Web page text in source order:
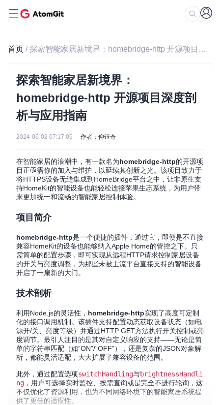
首页 / 探索智能家居新境界：homebridge-http 开源项目深度剖析与应用指南
探索智能家居新境界：
homebridge-http 开源项目深度剖
析与应用指南
2024-06-02 07:17:05 作者：仰钰奇
在智能家居的浪潮中，有一款名为homebridge-http的开源项
目正亟需你的加入与维护，以延续其创新之光。该项目致力于
将HTTPS设备无缝集成到HomeBridge平台之中，让非原生支
持HomeKit的智能设备也能轻松连接苹果生态系统，为用户带
来更加统一和流畅的智能家居控制体验。
项目简介
homebridge-http是一个便捷的插件，通过它，即便是不直接
兼容HomeKit的设备也能够纳入Apple Home的管控之下。只
需简单的配置步骤，即可实现从远程HTTP请求控制家居设备
的开关与亮度调整，为那些未被主流平台直接支持的智能设备
开启了一扇新的大门。
技术剖析
利用Node.js的灵活性， homebridge-http实现了高度可定制
化的接口调用机制。该插件支持配置动态获取设备状态（如电
源开/关、亮度等级）并通过HTTP GET方法执行开关控制或亮
度调节。最引人注目的是其对自定义响应的支持——无论是简
单的字符串匹配（如“ON”/“OFF”），还是复杂的JSON对象解
析，都能灵活适配，大大扩展了兼容设备的范围。
此外，通过配置选项switchHandling与brightnessHandli
ng ，用户可选择实时监控、按需查询或是完全不进行轮询，这
不仅优化了资源利用，也为不同网络环境下的智能家居系统提
供了更佳的适应性。